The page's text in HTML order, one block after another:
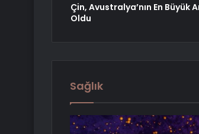
Çin, Avustralya’nın En Büyük
Oldu
Sağlık